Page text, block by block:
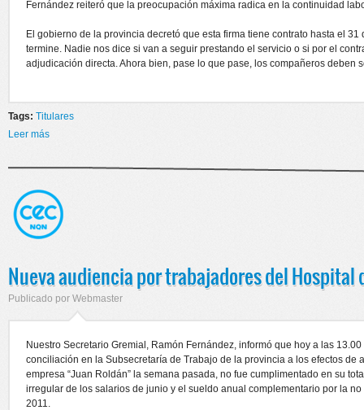
Fernández reiteró que la preocupación máxima radica en la continuidad
El gobierno de la provincia decretó que esta firma tiene contrato hasta el
termine. Nadie nos dice si van a seguir prestando el servicio o si por el
adjudicación directa. Ahora bien, pase lo que pase, los compañeros deben
Tags: Titulares
Leer más
Nueva audiencia por trabajadores del Hospital
Publicado por Webmaster
Nuestro Secretario Gremial, Ramón Fernández, informó que hoy a las
conciliación en la Subsecretaría de Trabajo de la provincia a los efectos de
empresa “Juan Roldán” la semana pasada, no fue cumplimentado en su
irregular de los salarios de junio y el sueldo anual complementario por la
2011.